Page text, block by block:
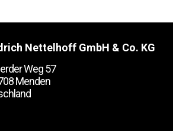
Nettelhoff GmbH & Co. KG
Weg 57
Menden